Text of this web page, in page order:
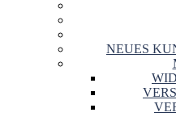
NEUES